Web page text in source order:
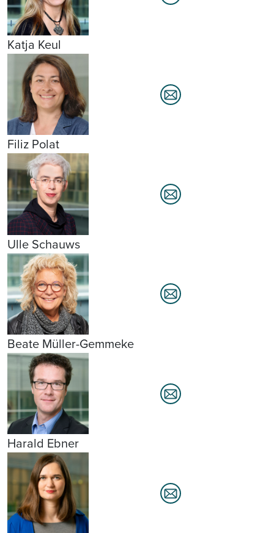
Katja Keul
Filiz Polat
Ulle Schauws
Beate Müller-Gemmeke
Harald Ebner